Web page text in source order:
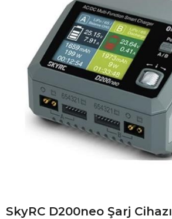
SkyRC D200neo Şarj Cihazı